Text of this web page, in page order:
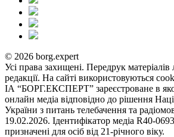
© 2026 borg.expert
Усі права захищені. Передрук
редакції. На сайті використовуються
ІА “БОРГ.ЕКСПЕРТ” зареєстроване в
онлайн медіа відповідно до рішення
України з питань телебачення та
19.02.2026. Ідентифікатор медіа R40-
призначені для осіб від 21-річного віку.